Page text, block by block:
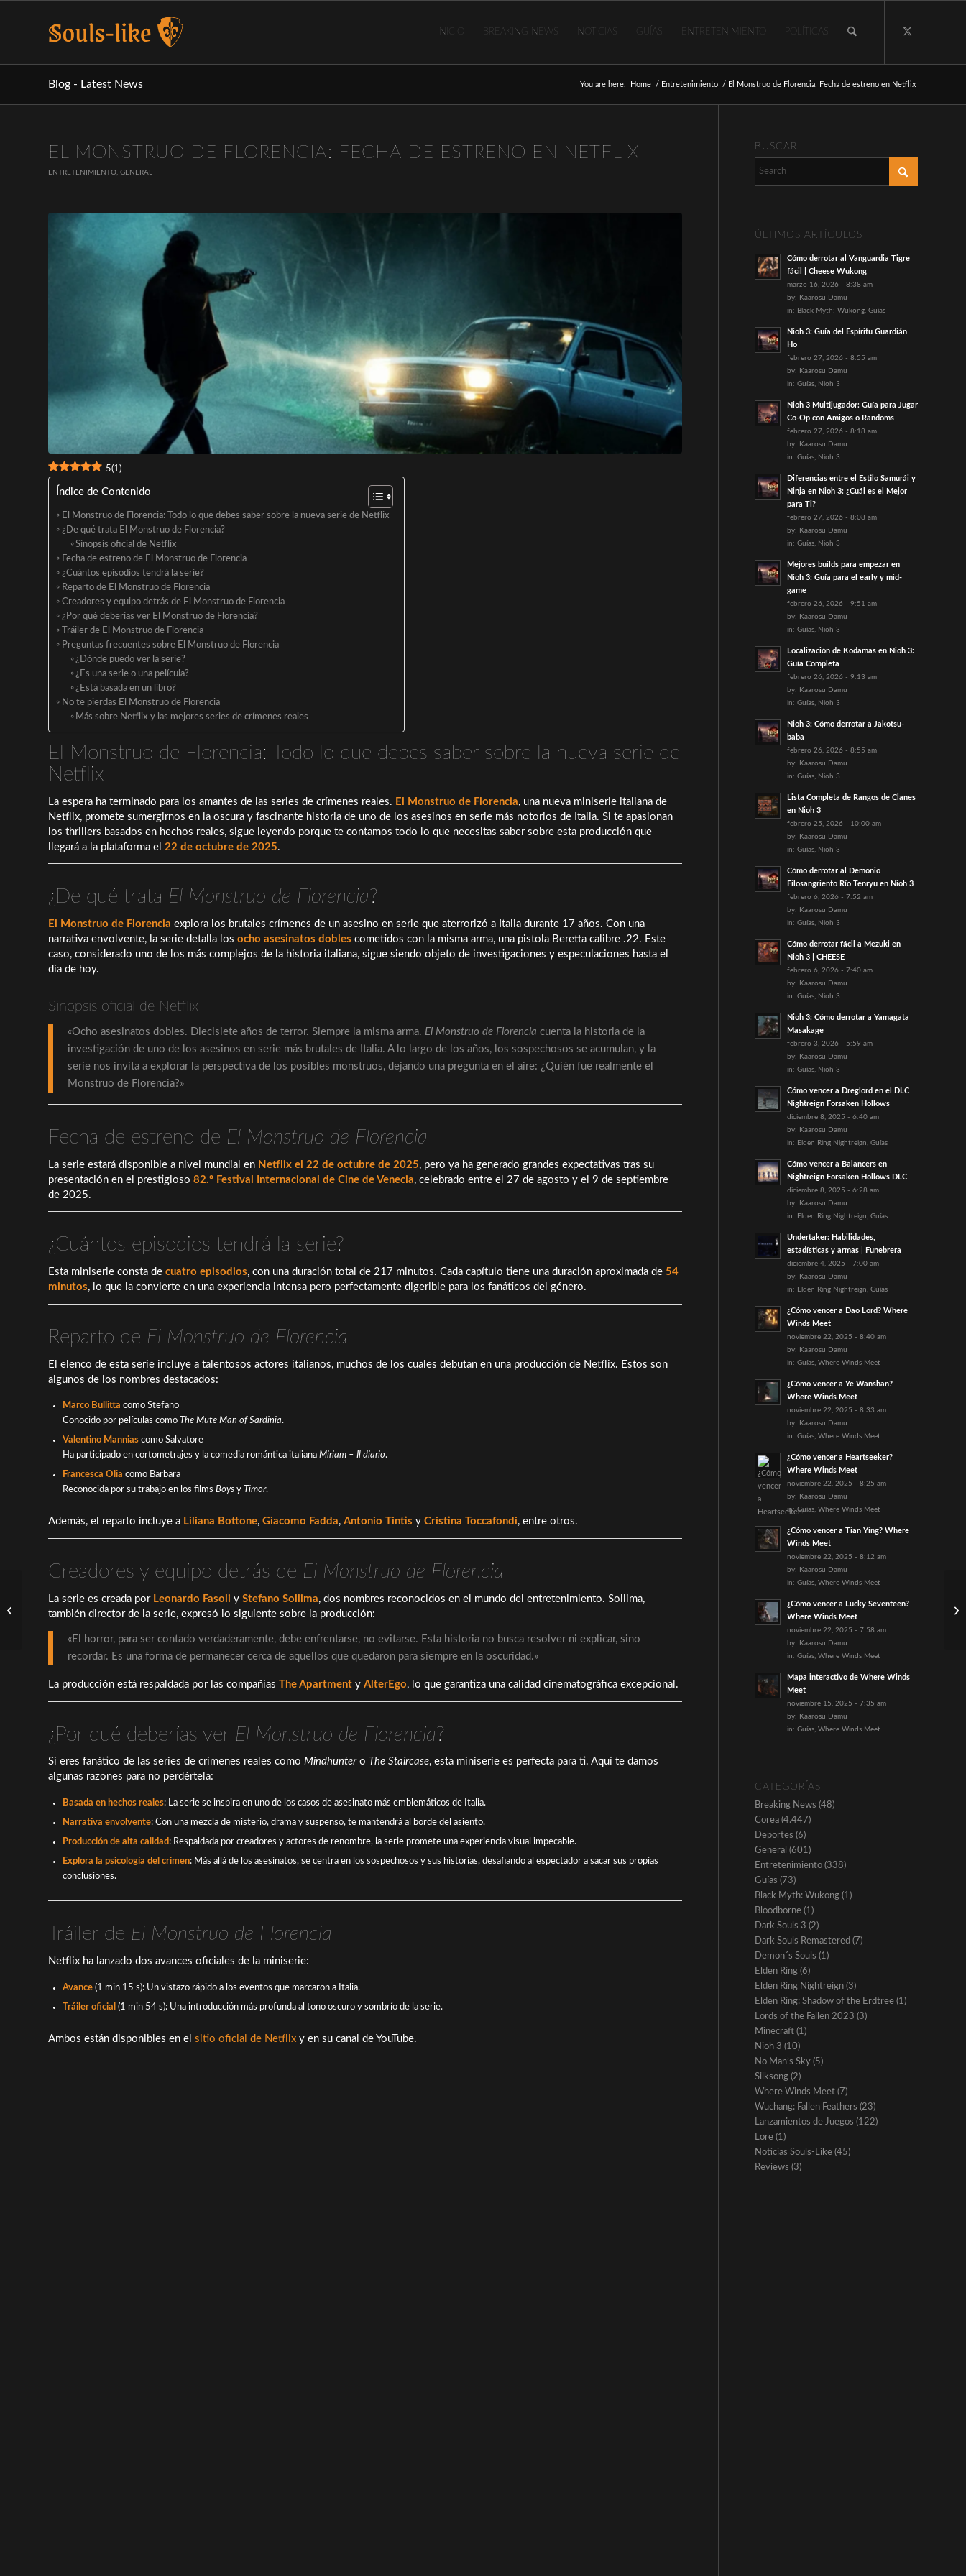
INICIO BREAKING NEWS NOTICIAS GUÍAS ENTRETENIMIENTO POLÍTICAS
Blog - Latest News You are here: Home / Entretenimiento / El Monstruo de Florencia: Fecha de estreno en Netflix
EL MONSTRUO DE FLORENCIA: FECHA DE ESTRENO EN NETFLIX
ENTRETENIMIENTO, GENERAL
5(1)
Índice de Contenido
El Monstruo de Florencia: Todo lo que debes saber sobre la nueva serie de Netflix
¿De qué trata El Monstruo de Florencia?
Sinopsis oficial de Netflix
Fecha de estreno de El Monstruo de Florencia
¿Cuántos episodios tendrá la serie?
Reparto de El Monstruo de Florencia
Creadores y equipo detrás de El Monstruo de Florencia
¿Por qué deberías ver El Monstruo de Florencia?
Tráiler de El Monstruo de Florencia
Preguntas frecuentes sobre El Monstruo de Florencia
¿Dónde puedo ver la serie?
¿Es una serie o una película?
¿Está basada en un libro?
No te pierdas El Monstruo de Florencia
Más sobre Netflix y las mejores series de crímenes reales
El Monstruo de Florencia: Todo lo que debes saber sobre la nueva serie de
Netflix
La espera ha terminado para los amantes de las series de crímenes reales. El Monstruo de Florencia, una nueva miniserie italiana de
Netflix, promete sumergirnos en la oscura y fascinante historia de uno de los asesinos en serie más notorios de Italia. Si te apasionan
los thrillers basados en hechos reales, sigue leyendo porque te contamos todo lo que necesitas saber sobre esta producción que
llegará a la plataforma el 22 de octubre de 2025.
¿De qué trata El Monstruo de Florencia?
El Monstruo de Florencia explora los brutales crímenes de un asesino en serie que aterrorizó a Italia durante 17 años. Con una
narrativa envolvente, la serie detalla los ocho asesinatos dobles cometidos con la misma arma, una pistola Beretta calibre .22. Este
caso, considerado uno de los más complejos de la historia italiana, sigue siendo objeto de investigaciones y especulaciones hasta el
día de hoy.
Sinopsis oficial de Netflix
«Ocho asesinatos dobles. Diecisiete años de terror. Siempre la misma arma. El Monstruo de Florencia cuenta la historia de la
investigación de uno de los asesinos en serie más brutales de Italia. A lo largo de los años, los sospechosos se acumulan, y la
serie nos invita a explorar la perspectiva de los posibles monstruos, dejando una pregunta en el aire: ¿Quién fue realmente el
Monstruo de Florencia?»
Fecha de estreno de El Monstruo de Florencia
La serie estará disponible a nivel mundial en Netflix el 22 de octubre de 2025, pero ya ha generado grandes expectativas tras su
presentación en el prestigioso 82.º Festival Internacional de Cine de Venecia, celebrado entre el 27 de agosto y el 9 de septiembre
de 2025.
¿Cuántos episodios tendrá la serie?
Esta miniserie consta de cuatro episodios, con una duración total de 217 minutos. Cada capítulo tiene una duración aproximada de 54
minutos, lo que la convierte en una experiencia intensa pero perfectamente digerible para los fanáticos del género.
Reparto de El Monstruo de Florencia
El elenco de esta serie incluye a talentosos actores italianos, muchos de los cuales debutan en una producción de Netflix. Estos son
algunos de los nombres destacados:
Marco Bullitta como Stefano
Conocido por películas como The Mute Man of Sardinia.
Valentino Mannias como Salvatore
Ha participado en cortometrajes y la comedia romántica italiana Miriam – Il diario.
Francesca Olia como Barbara
Reconocida por su trabajo en los films Boys y Timor.
Además, el reparto incluye a Liliana Bottone, Giacomo Fadda, Antonio Tintis y Cristina Toccafondi, entre otros.
Creadores y equipo detrás de El Monstruo de Florencia
La serie es creada por Leonardo Fasoli y Stefano Sollima, dos nombres reconocidos en el mundo del entretenimiento. Sollima,
también director de la serie, expresó lo siguiente sobre la producción:
«El horror, para ser contado verdaderamente, debe enfrentarse, no evitarse. Esta historia no busca resolver ni explicar, sino
recordar. Es una forma de permanecer cerca de aquellos que quedaron para siempre en la oscuridad.»
La producción está respaldada por las compañías The Apartment y AlterEgo, lo que garantiza una calidad cinematográfica excepcional.
¿Por qué deberías ver El Monstruo de Florencia?
Si eres fanático de las series de crímenes reales como Mindhuntero The Staircase, esta miniserie es perfecta para ti. Aquí te damos
algunas razones para no perdértela:
Basada en hechos reales: La serie se inspira en uno de los casos de asesinato más emblemáticos de Italia.
Narrativa envolvente: Con una mezcla de misterio, drama y suspenso, te mantendrá al borde del asiento.
Producción de alta calidad: Respaldada por creadores y actores de renombre, la serie promete una experiencia visual impecable.
Explora la psicología del crimen: Más allá de los asesinatos, se centra en los sospechosos y sus historias, desafiando al espectador a sacar sus propias
conclusiones.
Tráiler de El Monstruo de Florencia
Netflix ha lanzado dos avances oficiales de la miniserie:
Avance (1 min 15 s): Un vistazo rápido a los eventos que marcaron a Italia.
Tráiler oficial (1 min 54 s): Una introducción más profunda al tono oscuro y sombrío de la serie.
Ambos están disponibles en el sitio oficial de Netflix y en su canal de YouTube.
BUSCAR
ÚLTIMOS ARTÍCULOS
Cómo derrotar al Vanguardia Tigre
fácil | Cheese Wukong
marzo 16, 2026 - 8:38 am
by: Kaarosu Damu
in: Black Myth: Wukong, Guías
Nioh 3: Guía del Espíritu Guardián
Ho
febrero 27, 2026 - 8:55 am
by: Kaarosu Damu
in: Guías, Nioh 3
Nioh 3 Multijugador: Guía para Jugar
Co-Op con Amigos o Randoms
febrero 27, 2026 - 8:18 am
by: Kaarosu Damu
in: Guías, Nioh 3
Diferencias entre el Estilo Samurái y
Ninja en Nioh 3: ¿Cuál es el Mejor
para Ti?
febrero 27, 2026 - 8:08 am
by: Kaarosu Damu
in: Guías, Nioh 3
Mejores builds para empezar en
Nioh 3: Guía para el early y mid-
game
febrero 26, 2026 - 9:51 am
by: Kaarosu Damu
in: Guías, Nioh 3
Localización de Kodamas en Nioh 3:
Guía Completa
febrero 26, 2026 - 9:13 am
by: Kaarosu Damu
in: Guías, Nioh 3
Nioh 3: Cómo derrotar a Jakotsu-
baba
febrero 26, 2026 - 8:55 am
by: Kaarosu Damu
in: Guías, Nioh 3
Lista Completa de Rangos de Clanes
en Nioh 3
febrero 25, 2026 - 10:00 am
by: Kaarosu Damu
in: Guías, Nioh 3
Cómo derrotar al Demonio
Filosangriento Río Tenryu en Nioh 3
febrero 6, 2026 - 7:52 am
by: Kaarosu Damu
in: Guías, Nioh 3
Cómo derrotar fácil a Mezuki en
Nioh 3 | CHEESE
febrero 6, 2026 - 7:40 am
by: Kaarosu Damu
in: Guías, Nioh 3
Nioh 3: Cómo derrotar a Yamagata
Masakage
febrero 3, 2026 - 5:59 am
by: Kaarosu Damu
in: Guías, Nioh 3
Cómo vencer a Dreglord en el DLC
Nightreign Forsaken Hollows
diciembre 8, 2025 - 6:40 am
by: Kaarosu Damu
in: Elden Ring Nightreign, Guías
Cómo vencer a Balancers en
Nightreign Forsaken Hollows DLC
diciembre 8, 2025 - 6:28 am
by: Kaarosu Damu
in: Elden Ring Nightreign, Guías
Undertaker: Habilidades,
estadísticas y armas | Funebrera
diciembre 4, 2025 - 7:00 am
by: Kaarosu Damu
in: Elden Ring Nightreign, Guías
¿Cómo vencer a Dao Lord? Where
Winds Meet
noviembre 22, 2025 - 8:40 am
by: Kaarosu Damu
in: Guías, Where Winds Meet
¿Cómo vencer a Ye Wanshan?
Where Winds Meet
noviembre 22, 2025 - 8:33 am
by: Kaarosu Damu
in: Guías, Where Winds Meet
¿Cómo vencer a Heartseeker?
Where Winds Meet
noviembre 22, 2025 - 8:25 am
by: Kaarosu Damu
in:Guías, Where Winds Meet
¿Cómo vencer a Tian Ying? Where
Winds Meet
noviembre 22, 2025 - 8:12 am
by: Kaarosu Damu
in: Guías, Where Winds Meet
¿Cómo vencer a Lucky Seventeen?
Where Winds Meet
noviembre 22, 2025 - 7:58 am
by: Kaarosu Damu
in: Guías, Where Winds Meet
Mapa interactivo de Where Winds
Meet
noviembre 15, 2025 - 7:35 am
by: Kaarosu Damu
in: Guías, Where Winds Meet
CATEGORÍAS
Breaking News (48)
Corea(4.447)
Deportes (6)
General (601)
Entretenimiento(338)
Guías (73)
Black Myth: Wukong(1)
Bloodborne(1)
Dark Souls 3 (2)
Dark Souls Remastered (7)
Demon´s Souls (1)
Elden Ring(6)
Elden Ring Nightreign(3)
Elden Ring: Shadow of the Erdtree(1)
Lords of the Fallen 2023 (3)
Minecraft(1)
Nioh 3 (10)
No Man’s Sky(5)
Silksong(2)
Where Winds Meet(7)
Wuchang: Fallen Feathers (23)
Lanzamientos de Juegos (122)
Lore(1)
Noticias Souls-Like(45)
Reviews (3)
27 noches: Fecha de
estreno en Netflix